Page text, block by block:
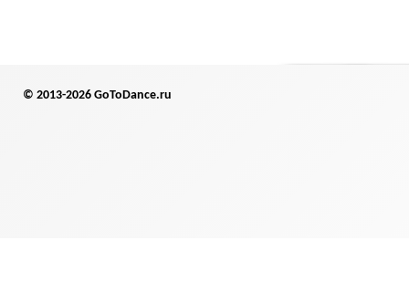
© 2013-2026 GoToDance.ru